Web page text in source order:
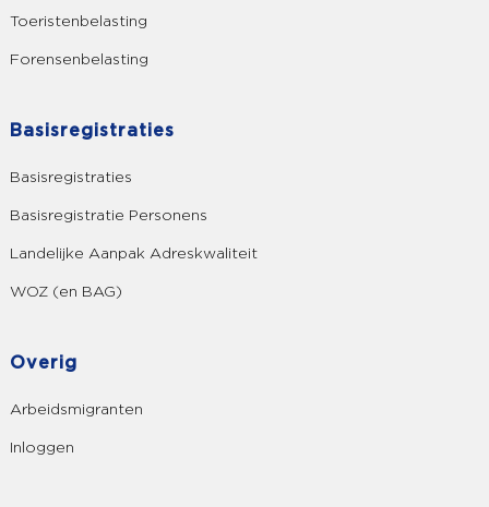
Toeristenbelasting
Forensenbelasting
Basisregistraties
Basisregistraties
Basisregistratie Personens
Landelijke Aanpak Adreskwaliteit
WOZ (en BAG)
Overig
Arbeidsmigranten
Inloggen